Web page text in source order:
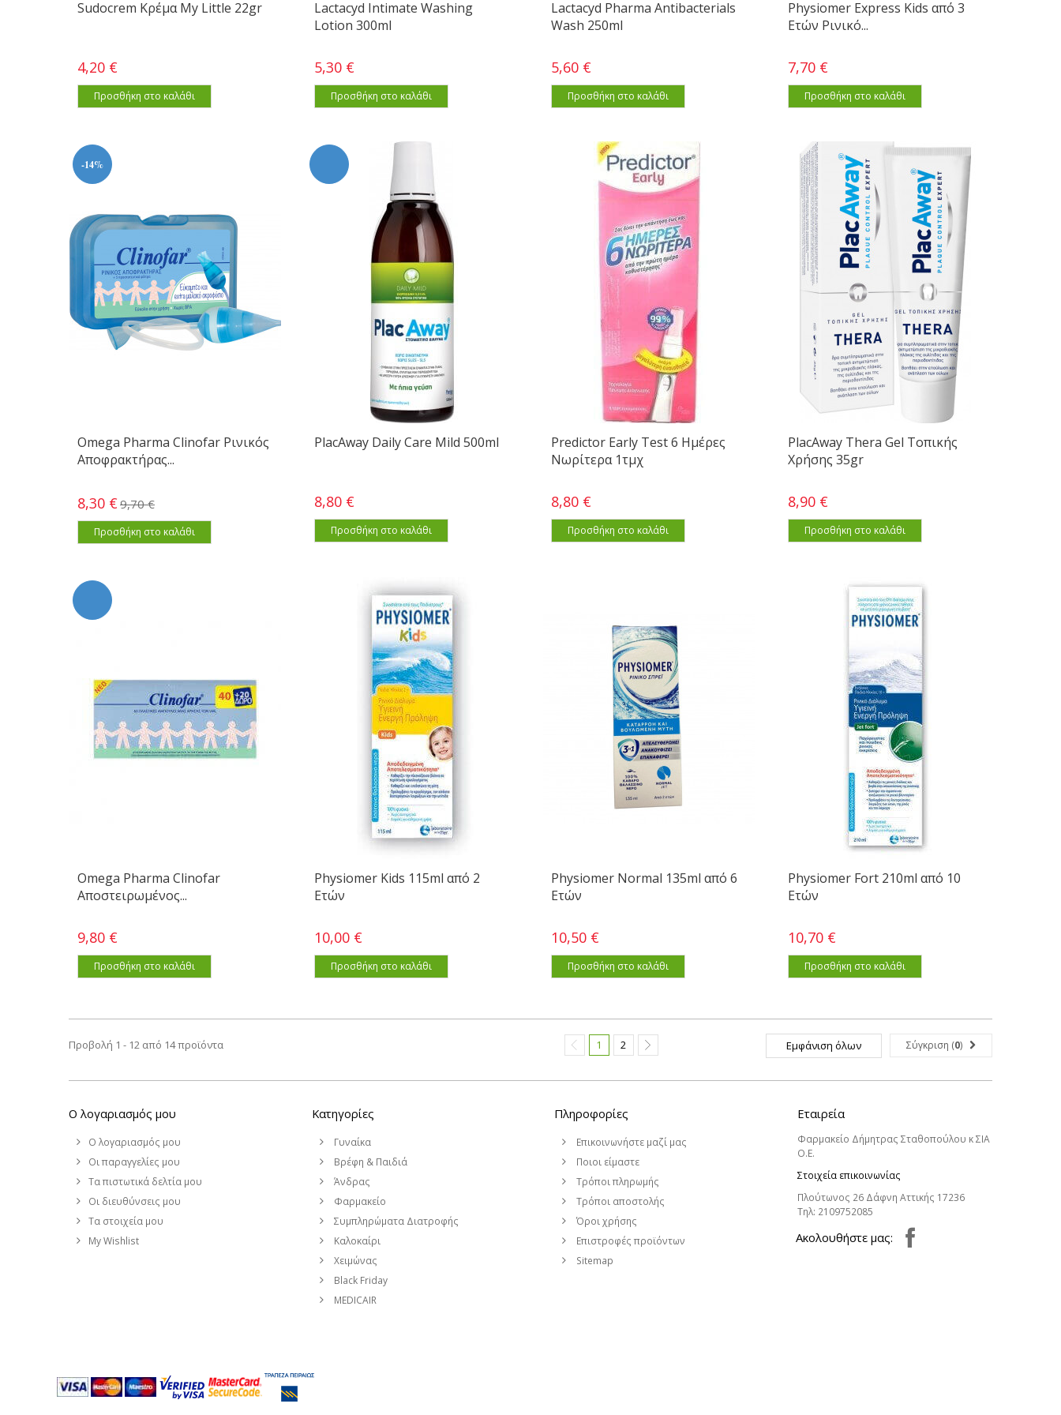
Sudocrem Κρέμα My Little 22gr
4,20 €
Προσθήκη στο καλάθι
Lactacyd Intimate Washing
Lotion 300ml
5,30 €
Προσθήκη στο καλάθι
Lactacyd Pharma Antibacterials
Wash 250ml
5,60 €
Προσθήκη στο καλάθι
Physiomer Express Kids από 3
Ετών Ρινικό...
7,70 €
Προσθήκη στο καλάθι
-14%
Omega Pharma Clinofar Ρινικός
Αποφρακτήρας...
8,30 € 9,70 €
Προσθήκη στο καλάθι
PlacAway Daily Care Mild 500ml
8,80 €
Προσθήκη στο καλάθι
Predictor Early Test 6 Ημέρες
Νωρίτερα 1τμχ
8,80 €
Προσθήκη στο καλάθι
PlacAway Thera Gel Τοπικής
Χρήσης 35gr
8,90 €
Προσθήκη στο καλάθι
Omega Pharma Clinofar
Αποστειρωμένος...
9,80 €
Προσθήκη στο καλάθι
Physiomer Kids 115ml από 2
Ετών
10,00 €
Προσθήκη στο καλάθι
Physiomer Normal 135ml από 6
Ετών
10,50 €
Προσθήκη στο καλάθι
Physiomer Fort 210ml από 10
Ετών
10,70 €
Προσθήκη στο καλάθι
Σύγκριση (0)
Εμφάνιση όλων
1 2
Προβολή 1 - 12 από 14 προϊόντα
Ο λογαριασμός μου
Ο λογαριασμός μου
Οι παραγγελίες μου
Τα πιστωτικά δελτία μου
Οι διευθύνσεις μου
Τα στοιχεία μου
My Wishlist
Κατηγορίες
Γυναίκα
Βρέφη & Παιδιά
Άνδρας
Φαρμακείο
Συμπληρώματα Διατροφής
Καλοκαίρι
Χειμώνας
Black Friday
MEDICAIR
Πληροφορίες
Επικοινωνήστε μαζί μας
Ποιοι είμαστε
Τρόποι πληρωμής
Τρόποι αποστολής
Όροι χρήσης
Επιστροφές προϊόντων
Sitemap
Εταιρεία
Φαρμακείο Δήμητρας Σταθοπούλου κ ΣΙΑ
Ο.Ε.
Στοιχεία επικοινωνίας
Πλούτωνος 26 Δάφνη Αττικής 17236
Τηλ: 2109752085
Aκολουθήστε μας: